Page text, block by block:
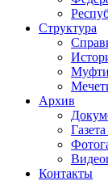
Структура
Архив
Контакты